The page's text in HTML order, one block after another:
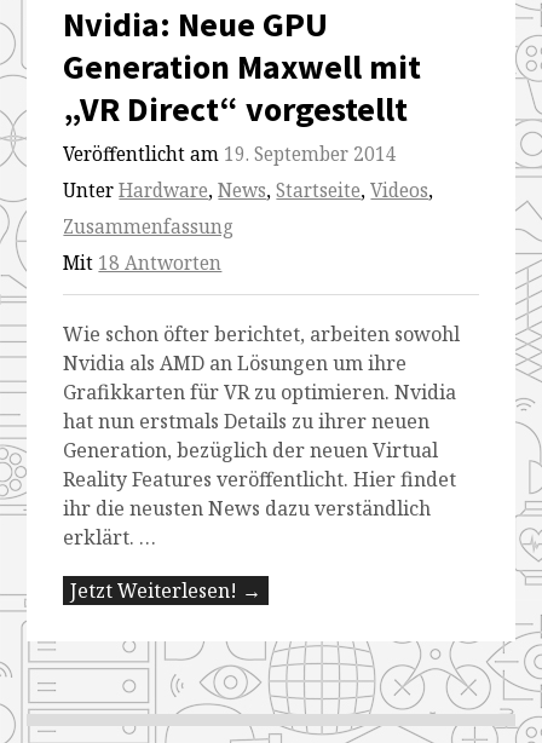
Nvidia: Neue GPU
Generation Maxwell mit
„VR Direct“ vorgestellt
Veröffentlicht am 19. September 2014
UnterHardware,News,Startseite,Videos,
Zusammenfassung
Mit 18 Antworten
Wie schon öfter berichtet, arbeiten sowohl
Nvidia als AMD an Lösungen um ihre
Grafikkarten für VR zu optimieren. Nvidia
hat nun erstmals Details zu ihrer neuen
Generation, bezüglich der neuen Virtual
Reality Features veröffentlicht. Hier findet
ihr die neusten News dazu verständlich
erklärt. …
Jetzt Weiterlesen! →